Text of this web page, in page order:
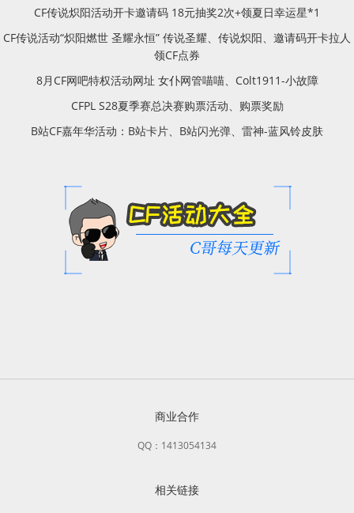
CF传说炽阳活动开卡邀请码 18元抽奖2次+领夏日幸运星*1
CF传说活动“炽阳燃世 圣耀永恒” 传说圣耀、传说炽阳、邀请码开卡拉人
领CF点券
8月CF网吧特权活动网址 女仆网管喵喵、Colt1911-小故障
CFPL S28夏季赛总决赛购票活动、购票奖励
B站CF嘉年华活动：B站卡片、B站闪光弹、雷神-蓝风铃皮肤
商业合作
QQ：1413054134
相关链接